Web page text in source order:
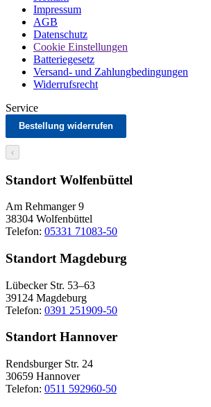
Impressum
AGB
Datenschutz
Cookie Einstellungen
Batteriegesetz
Versand- und Zahlungbedingungen
Widerrufsrecht
Service
Bestellung widerrufen
‹
Standort Wolfenbüttel
Am Rehmanger 9
38304 Wolfenbüttel
Telefon: 05331 71083-50
Standort Magdeburg
Lübecker Str. 53–63
39124 Magdeburg
Telefon: 0391 251909-50
Standort Hannover
Rendsburger Str. 24
30659 Hannover
Telefon: 0511 592960-50